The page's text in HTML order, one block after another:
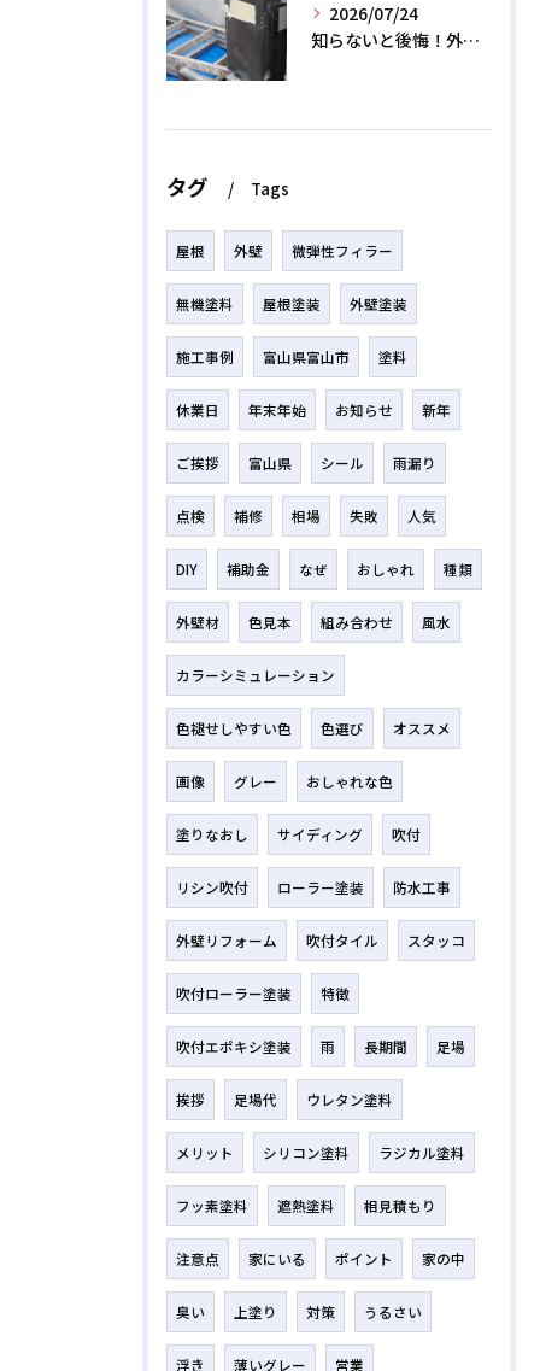
2026/07/24
知らないと後悔！外壁塗装で無機質塗料を選ぶデメリットと3つの罠
タグ Tags
屋根 外壁 微弾性フィラー
無機塗料 屋根塗装 外壁塗装
施工事例 富山県富山市 塗料
休業日 年末年始 お知らせ 新年
ご挨拶 富山県 シール 雨漏り
点検 補修 相場 失敗 人気
DIY 補助金 なぜ おしゃれ 種類
外壁材 色見本 組み合わせ 風水
カラーシミュレーション
色褪せしやすい色 色選び オススメ
画像 グレー おしゃれな色
塗りなおし サイディング 吹付
リシン吹付 ローラー塗装 防水工事
外壁リフォーム 吹付タイル スタッコ
吹付ローラー塗装 特徴
吹付エポキシ塗装 雨 長期間 足場
挨拶 足場代 ウレタン塗料
メリット シリコン塗料 ラジカル塗料
フッ素塗料 遮熱塗料 相見積もり
注意点 家にいる ポイント 家の中
臭い 上塗り 対策 うるさい
浮き 薄いグレー 営業